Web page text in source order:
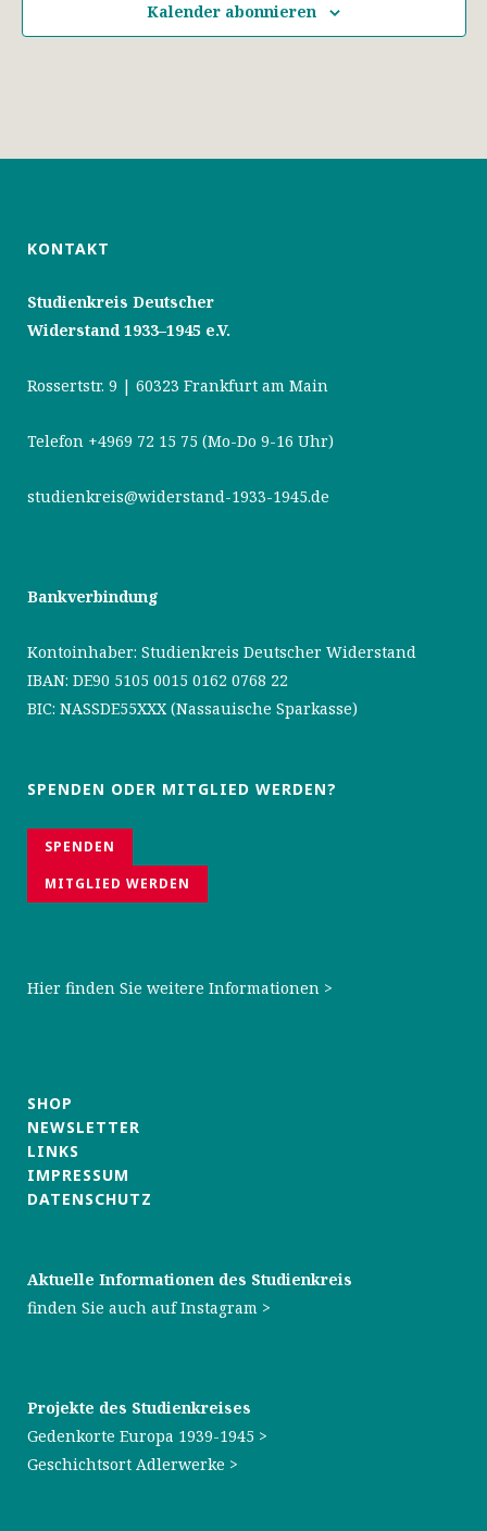
Kalender abonnieren
KONTAKT
Studienkreis Deutscher
Widerstand 1933–1945 e.V.
Rossertstr. 9 | 60323 Frankfurt am Main
Telefon +4969 72 15 75 (Mo-Do 9-16 Uhr)
studienkreis@widerstand-1933-1945.de
Bankverbindung
Kontoinhaber: Studienkreis Deutscher Widerstand
IBAN: DE90 5105 0015 0162 0768 22
BIC: NASSDE55XXX (Nassauische Sparkasse)
SPENDEN ODER MITGLIED WERDEN?
SPENDEN
MITGLIED WERDEN
Hier finden Sie weitere Informationen >
SHOP
NEWSLETTER
LINKS
IMPRESSUM
DATENSCHUTZ
Aktuelle Informationen des Studienkreis
finden Sie auch aufInstagram >
Projekte des Studienkreises
Gedenkorte Europa 1939-1945 >
Geschichtsort Adlerwerke >